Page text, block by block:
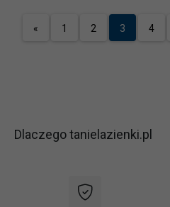
« 1 2 3 4
Dlaczego tanielazienki.pl